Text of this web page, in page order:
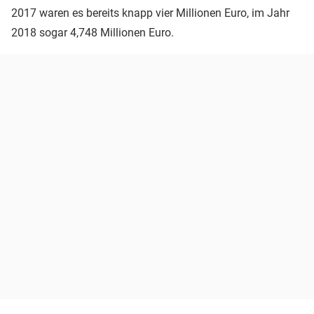
2017 waren es bereits knapp vier Millionen Euro, im Jahr
2018 sogar 4,748 Millionen Euro.